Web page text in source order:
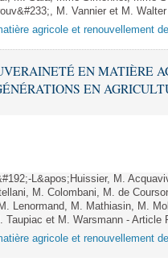
M. Vannier et M.
agricole et renouvellement
EN MATIÈRE
EN
L&apos;Huissier, M.
M. Colombani, M. de
Lenormand, M. Mathiasin, M.
Taupiac et M. Warsmann - Article
agricole et renouvellement